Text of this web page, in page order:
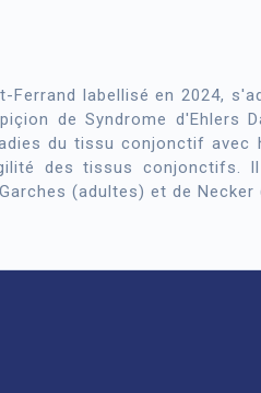
Ferrand labellisé en 2024,
de Syndrome d'Ehlers
du tissu conjonctif avec
des tissus conjonctifs.
(adultes) et de Necker